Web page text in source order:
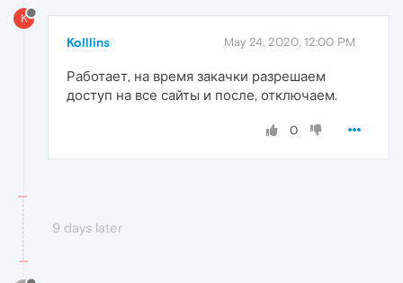
K
Kolllins May 24, 2020, 12:00 PM
Работает, на время закачки разрешаем
доступ на все сайты и после, отключаем.
0
9 days later